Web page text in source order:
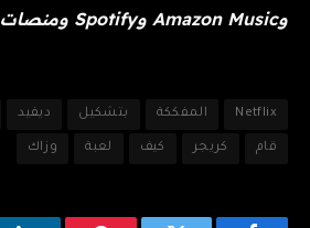
وAmazon Music وSpotify ومنصات البودكاست الأخرى.
Netflix المفككة بتشكيل ديفيد
قام كريجر كيف لعبة وزاك